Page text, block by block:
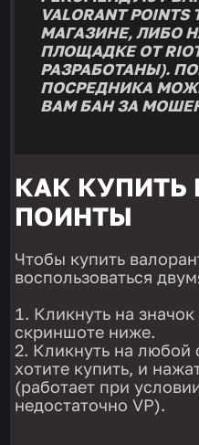
VALORANT
МАГАЗИНЕ, ЛИБО
ПЛОЩАДКЕ ОТ
РАЗРАБОТАНЫ).
ПОСРЕДНИКА
ВАМ БАН ЗА
КАК КУПИТЬ
ПОИНТЫ
Чтобы купить
воспользоваться
Кликнуть на
скриншоте ниже.
Кликнуть на любой
хотите купить, и
(работает при
недостаточно VP).